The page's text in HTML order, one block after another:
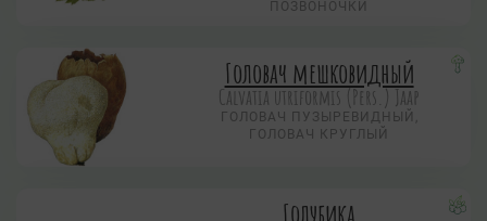
ПОЗВОНОЧКИ
Головач мешковидный
Calvatia utriformis (Pers.) Jaap
ГОЛОВАЧ ПУЗЫРЕВИДНЫЙ,
ГОЛОВАЧ КРУГЛЫЙ
Голубика